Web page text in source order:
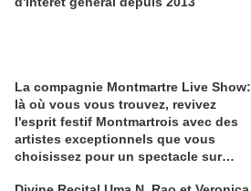
La compagnie Montmartre Live Show:
là où vous vous trouvez, revivez
l'esprit festif Montmartrois avec des
artistes exceptionnels que vous
choisissez pour un spectacle sur